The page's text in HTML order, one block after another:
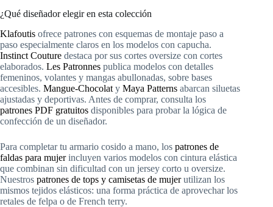
¿Qué diseñador elegir en esta colección
Klafoutis ofrece patrones con esquemas de montaje paso a
paso especialmente claros en los modelos con capucha.
Instinct Couture destaca por sus cortes oversize con cortes
elaborados. Les Patronnes publica modelos con detalles
femeninos, volantes y mangas abullonadas, sobre bases
accesibles. Mangue-Chocolat y Maya Patterns abarcan siluetas
ajustadas y deportivas. Antes de comprar, consulta los
patrones PDF gratuitos disponibles para probar la lógica de
confección de un diseñador.
Para completar tu armario cosido a mano, los patrones de
faldas para mujerincluyen varios modelos con cintura elástica
que combinan sin dificultad con un jersey corto u oversize.
Nuestros patrones de tops y camisetas de mujerutilizan los
mismos tejidos elásticos: una forma práctica de aprovechar los
retales de felpa o de French terry.